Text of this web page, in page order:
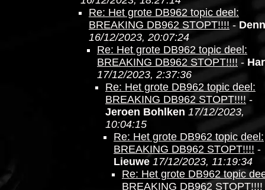
Re: Het grote DB962 topic deel:
BREAKING DB962 STOPT!!!! -
16/12/2023, 20:07:24
Re: Het grote DB962 topic deel:
BREAKING DB962 STOPT!!!! -
17/12/2023, 2:37:36
Re: Het grote DB962 topic deel:
BREAKING DB962 STOPT!!!! -
Jeroen Bohlken 17/12/2023,
10:04:15
Re: Het grote DB962 topic deel:
BREAKING DB962 STOPT!!!! -
Lieuwe 17/12/2023, 11:19:34
Re: Het grote DB962 topic
BREAKING DB962 STOPT!!!!